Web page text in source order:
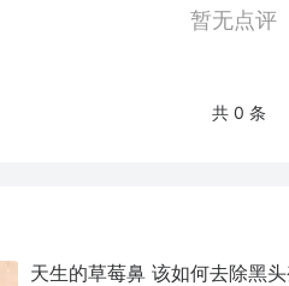
暂无点评
共 0 条
天生的草莓鼻 该如何去除黑